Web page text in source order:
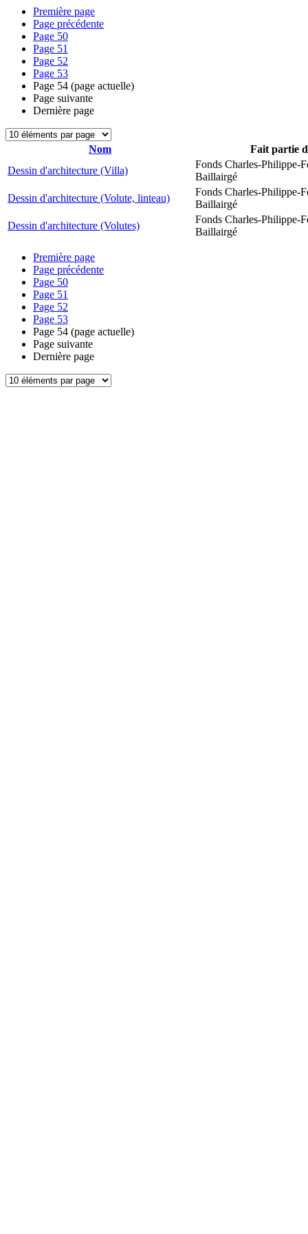
Première page
Page précédente
Page 50
Page 51
Page 52
Page 53
Page 54 (page actuelle)
Page suivante
Dernière page
Nom
Fait partie
Dessin d'architecture (Villa)
Fonds Charles-Philippe-
Baillairgé
Dessin d'architecture (Volute, linteau)
Fonds Charles-Philippe-
Baillairgé
Dessin d'architecture (Volutes)
Fonds Charles-Philippe-
Baillairgé
Première page
Page précédente
Page 50
Page 51
Page 52
Page 53
Page 54 (page actuelle)
Page suivante
Dernière page